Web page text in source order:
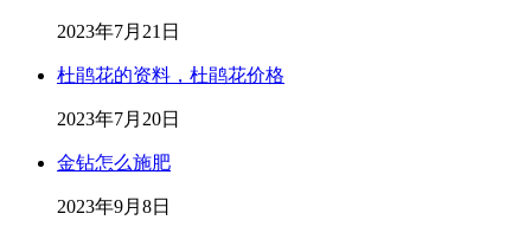
2023年7月21日
杜鹃花的资料，杜鹃花价格
2023年7月20日
金钻怎么施肥
2023年9月8日